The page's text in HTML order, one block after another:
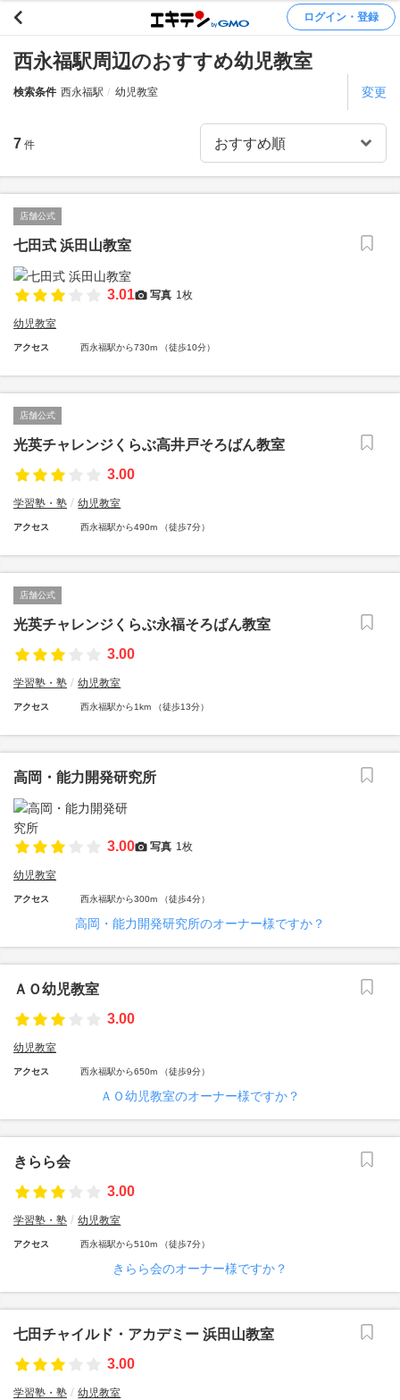
ログイン・登録
西永福駅周辺のおすすめ幼児教室
検索条件 西永福駅 幼児教室 変更
7 件
店舗公式
七田式 浜田山教室
3.01 写真 1枚
幼児教室
アクセス 西永福駅から730m （徒歩10分）
店舗公式
光英チャレンジくらぶ高井戸そろばん教室
3.00
学習塾・塾 幼児教室
アクセス 西永福駅から490m （徒歩7分）
店舗公式
光英チャレンジくらぶ永福そろばん教室
3.00
学習塾・塾 幼児教室
アクセス 西永福駅から1km （徒歩13分）
高岡・能力開発研究所
3.00 写真 1枚
幼児教室
アクセス 西永福駅から300m （徒歩4分）
高岡・能力開発研究所のオーナー様ですか？
ＡＯ幼児教室
3.00
幼児教室
アクセス 西永福駅から650m （徒歩9分）
ＡＯ幼児教室のオーナー様ですか？
きらら会
3.00
学習塾・塾 幼児教室
アクセス 西永福駅から510m （徒歩7分）
きらら会のオーナー様ですか？
七田チャイルド・アカデミー 浜田山教室
3.00
学習塾・塾 幼児教室